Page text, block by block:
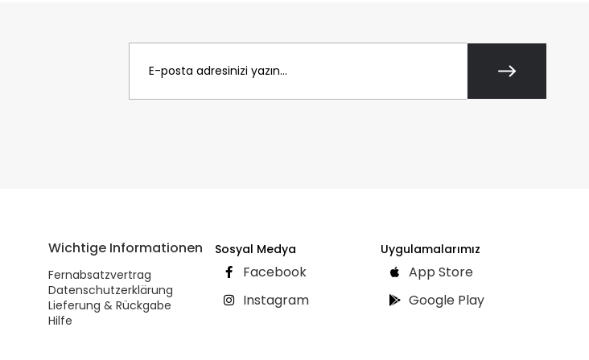
Wichtige Informationen
Fernabsatzvertrag
Datenschutzerklärung
Lieferung & Rückgabe
Hilfe
Sosyal Medya
Facebook
Instagram
Uygulamalarımız
App Store
Google Play